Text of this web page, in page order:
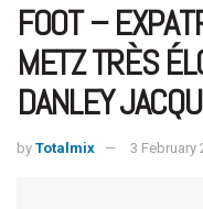
FOOT –
METZ TRÈS
DANLEY
by Totalmix 3 February